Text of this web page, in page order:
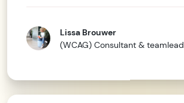
Lissa Brouwer
(WCAG) Consultant & teamlead